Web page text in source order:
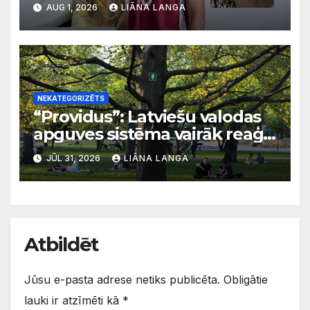
latviešu valodu
AUG 1, 2026 LIĀNA LANGA
NEKATEGORIZĒTS
“Providus”: Latviešu valodas
apguves sistēma vairāk reaģē
uz krīzēm nekā ilgtermiņa
migrācijas tendencēm
JŪL 31, 2026 LIĀNA LANGA
Atbildēt
Jūsu e-pasta adrese netiks publicēta. Obligātie
lauki ir atzīmēti kā *